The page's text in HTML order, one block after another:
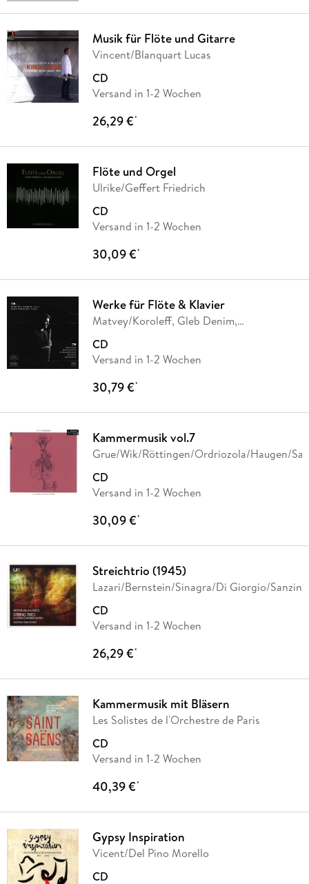
Musik für Flöte und Gitarre
Vincent/Blanquart Lucas
CD
Versand in 1-2 Wochen
26,29 €*
Flöte und Orgel
Ulrike/Geffert Friedrich
CD
Versand in 1-2 Wochen
30,09 €*
Werke für Flöte & Klavier
Matvey/Koroleff, Gleb Denim,
CD
Versand in 1-2 Wochen
30,79 €*
Kammermusik vol.7
Grue/Wik/Röttingen/Ordriozola/Haugen/
CD
Versand in 1-2 Wochen
30,09 €*
Streichtrio (1945)
Lazari/Bernstein/Sinagra/Di Giorgio/Sanzin
CD
Versand in 1-2 Wochen
26,29 €*
Kammermusik mit Bläsern
Les Solistes de l'Orchestre de Paris
CD
Versand in 1-2 Wochen
40,39 €*
Gypsy Inspiration
Vicent/Del Pino Morello
CD